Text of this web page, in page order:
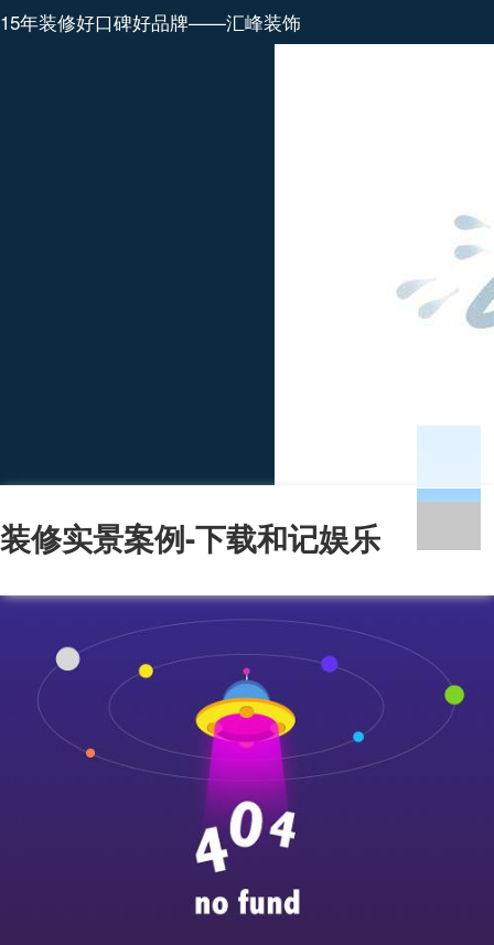
15年装修好口碑好品牌——汇峰装饰
装修实景案例-下载和记娱乐